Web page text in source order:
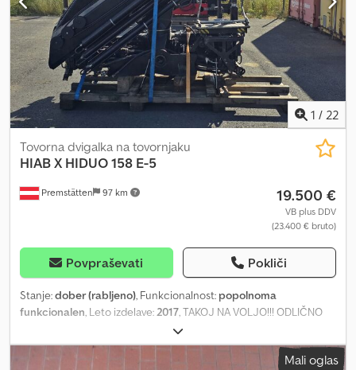
1 / 22
Premstätten 97 km
Tovorna dvigalka na tovornjaku
HIABX HIDUO 158 E-5
19.500 €
VB plus DDV
(23.400 € bruto)
Povpraševati Pokliči
Stanje:dober (rabljeno), Funkcionalnost: popolnoma
funkcionalen, Leto izdelave:2017, TAKOJ NA VOLJO!!! ODLIČNO
STANJE!!! HIAB X HIDUO 158 E-5 5-delni hidravlični podaljšek
Dodpfx Ajzmzlrobgokr 4 hidravlične priključke za rotator in
grabilko Daljinski upravljalnik
Mali oglas